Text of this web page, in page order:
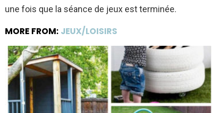
une fois que la séance de jeux est terminée.
MORE FROM: JEUX/LOISIRS